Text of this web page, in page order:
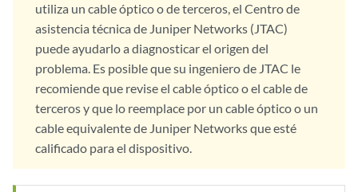
utiliza un cable óptico o de terceros, el Centro de
asistencia técnica de Juniper Networks (JTAC)
puede ayudarlo a diagnosticar el origen del
problema. Es posible que su ingeniero de JTAC le
recomiende que revise el cable óptico o el cable de
terceros y que lo reemplace por un cable óptico o un
cable equivalente de Juniper Networks que esté
calificado para el dispositivo.